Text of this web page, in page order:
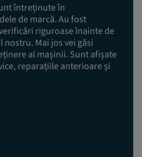
întreținute în
de marcă. Au fost
riguroase înainte de
Mai jos vei găsi
al mașinii. Sunt afișate
reparațiile anterioare și